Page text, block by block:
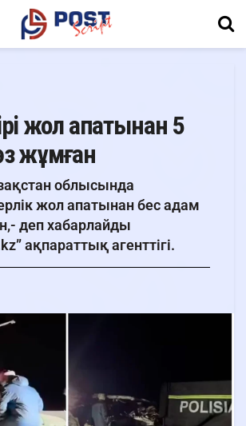
жол апатынан 5
жұмған
облысында
жол апатынан бес адам
деп хабарлайды
ақпараттық агенттігі.